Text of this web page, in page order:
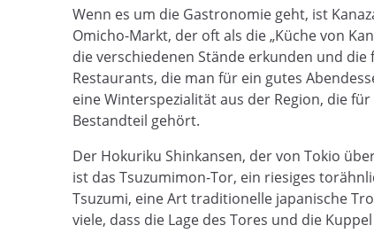
Wenn es um die Gastronomie geht, ist
Omicho-Markt, der oft als die „Küche von
die verschiedenen Stände erkunden und
Restaurants, die man für ein gutes
eine Winterspezialität aus der Region, die
Bestandteil gehört.
Der Hokuriku Shinkansen, der von Tokio
ist das Tsuzumimon-Tor, ein riesiges
Tsuzumi, eine Art traditionelle japanische
viele, dass die Lage des Tores und die